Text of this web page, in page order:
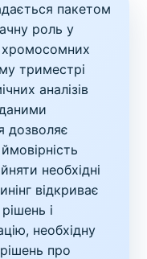
пакетом
роль у
хромосомних
триместрі
аналізів
дозволяє
необхідні
відкриває
і
необхідну
про